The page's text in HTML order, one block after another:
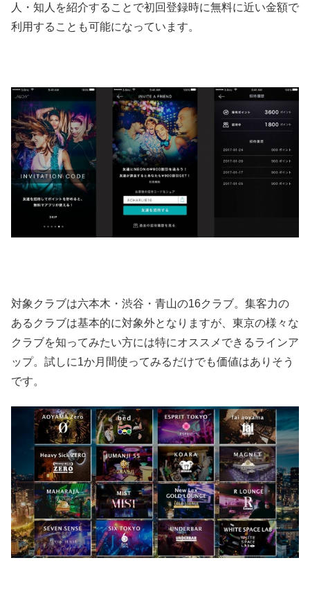
人・知人を紹介することで初回登録時に無料に近い金額で
利用することも可能になっています。
対象クラブは六本木・渋谷・青山の16クラブ。集客力の
あるクラブは基本的に対象外となりますが、東京の様々な
クラブを知ってみたい方には特にオススメできるラインア
ップ。試しに1か月間使ってみるだけでも価値はありそう
です。